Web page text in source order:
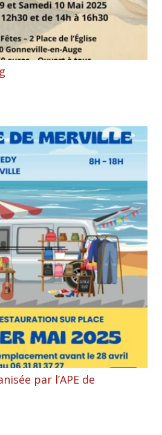
par l’APE de